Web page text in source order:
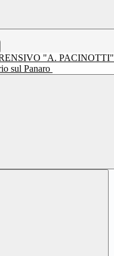
"A. PACINOTTI"
sul Panaro